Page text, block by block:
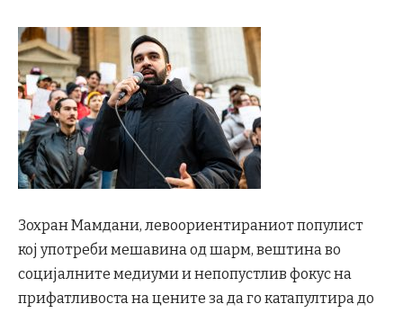
Зохран Мамдани, левоориентираниот популист
кој употреби мешавина од шарм, вештина во
социјалните медиуми и непопустлив фокус на
прифатливоста на цените за да го катапултира до